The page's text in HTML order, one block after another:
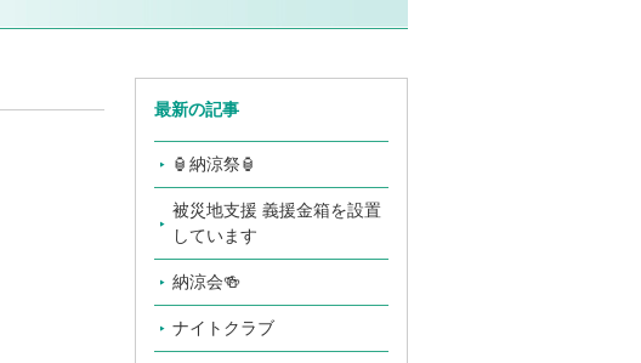
最新の記事
🏮納涼祭🏮
被災地支援 義援金箱を設置
しています
納涼会🍻
ナイトクラブ